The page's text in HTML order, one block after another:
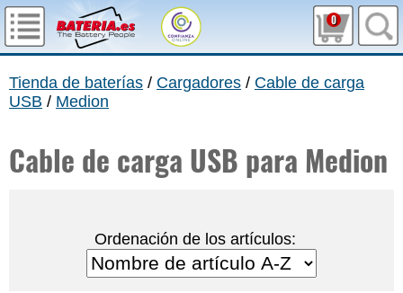
0
Tienda de baterías / Cargadores / Cable de carga
USB / Medion
Cable de carga USB para Medion
Ordenación de los artículos: